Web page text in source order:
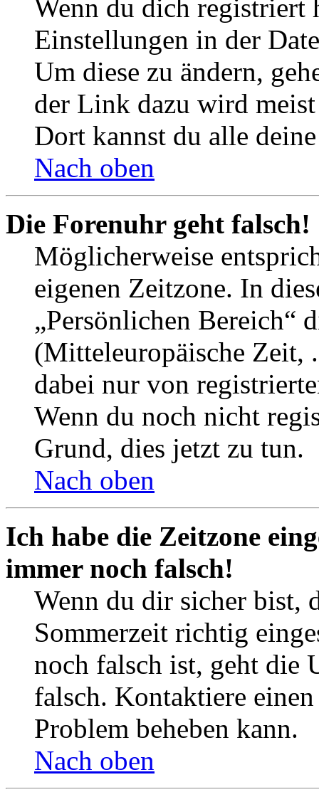
Wenn du dich registriert
Einstellungen in der
Um diese zu ändern,
der Link dazu wird
Dort kannst du alle
Nach oben
Die Forenuhr geht falsch!
Möglicherweise
eigenen Zeitzone. In
„Persönlichen Bereich“
(Mitteleuropäische Zeit,
dabei nur von
Wenn du noch nicht
Grund, dies jetzt zu tun.
Nach oben
Ich habe die Zeitzone
immer noch falsch!
Wenn du dir sicher bist,
Sommerzeit richtig
noch falsch ist, geht die
falsch. Kontaktiere
Problem beheben kann.
Nach oben